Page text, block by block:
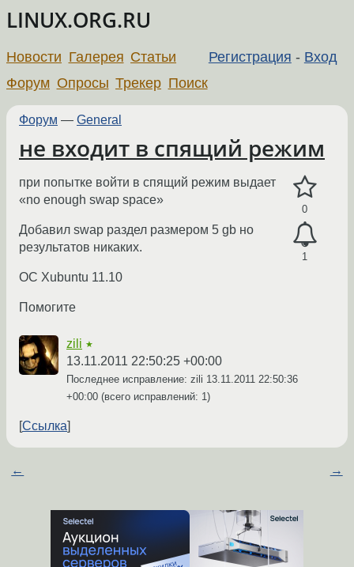
LINUX.ORG.RU
Регистрация - Вход
Новости Галерея Статьи
Форум Опросы Трекер Поиск
Форум — General
не входит в спящий режим
0
1
при попытке войти в спящий режим выдает
«no enough swap space»
Добавил swap раздел размером 5 gb но
результатов никаких.
OC Xubuntu 11.10
Помогите
zili ★
13.11.2011 22:50:25 +00:00
Последнее исправление: zili 13.11.2011 22:50:36
+00:00 (всего исправлений: 1)
Ссылка
← →